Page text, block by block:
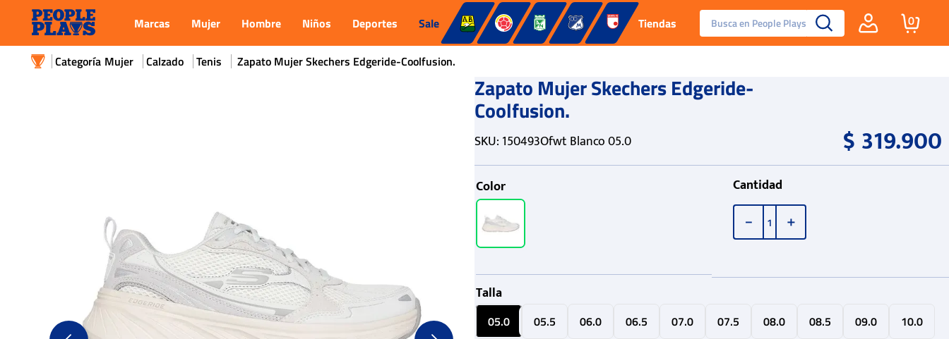
Marcas Mujer Hombre Niños Deportes Sale Tiendas Busca en People Plays
Reebok Fashion
0
Mujer Calzado Tenis Zapato Mujer Skechers Edgeride-Coolfusion.
Zapato Mujer Skechers Edgeride-
Coolfusion.
SKU: 150493Ofwt Blanco 05.0 $319.900
Color
Talla
05.0 05.5 06.0 06.5 07.0 07.5 08.0 08.5 09.0 10.0
Cantidad
＋
－